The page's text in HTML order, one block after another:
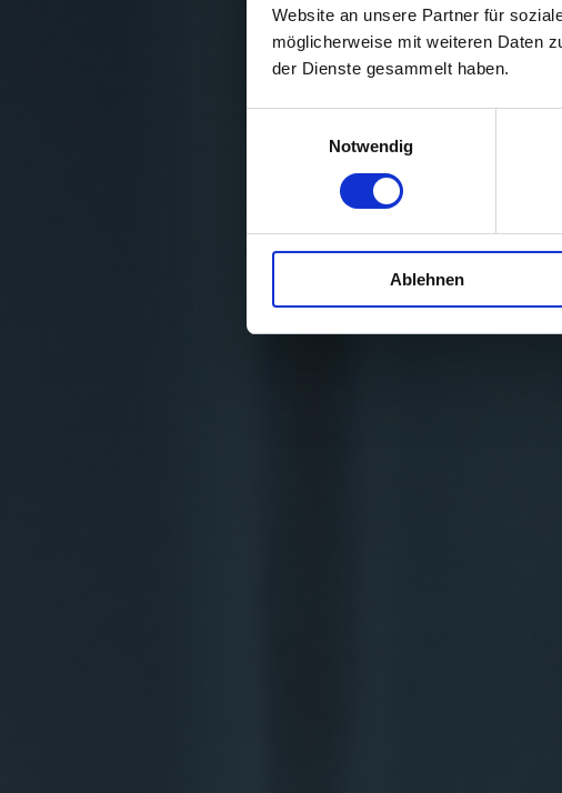
Website an unsere Partner für
möglicherweise mit weiteren Daten
der Dienste gesammelt haben.
Notwendig
Ablehnen